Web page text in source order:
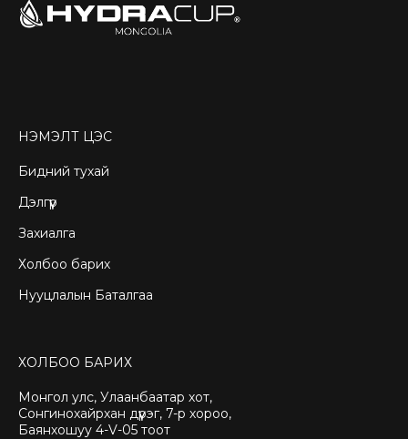
ХОЛБОО БАРИХ
Монгол улс, Улаанбаатар хот,
Сонгинохайрхан дүүрэг, 7-р хороо,
Баянхошуу 4-V-05 тоот
НЭМЭЛТ ЦЭС
Бидний тухай
Дэлгүүр
Захиалга
Холбоо барих
Нууцлалын Баталгаа